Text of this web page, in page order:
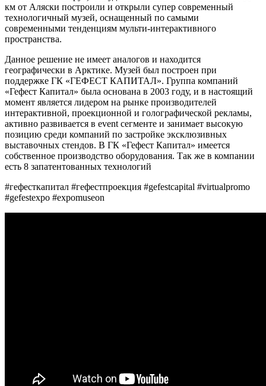
км от Аляски построили и открыли супер современный
технологичный музей, оснащенный по самыми
современными тенденциям мульти-интерактивного
пространства.
Данное решение не имеет аналогов и находится
географически в Арктике. Музей был построен при
поддержке ГК «ГЕФЕСТ КАПИТАЛ». Группа компаний
«Гефест Капитал» была основана в 2003 году, и в настоящий
момент является лидером на рынке производителей
интерактивной, проекционной и голографической рекламы,
активно развивается в event сегменте и занимает высокую
позицию среди компаний по застройке эксклюзивных
выставочных стендов. В ГК «Гефест Капитал» имеется
собственное производство оборудования. Так же в компании
есть 8 запатентованных технологий
#гефесткапитал #гефестпроекция #gefestcapital #virtualpromo
#gefestexpo #expomuseon